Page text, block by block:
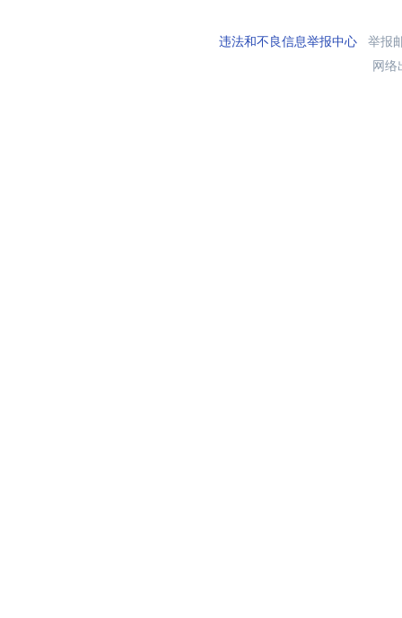
违法和不良信息举报中心举报
网